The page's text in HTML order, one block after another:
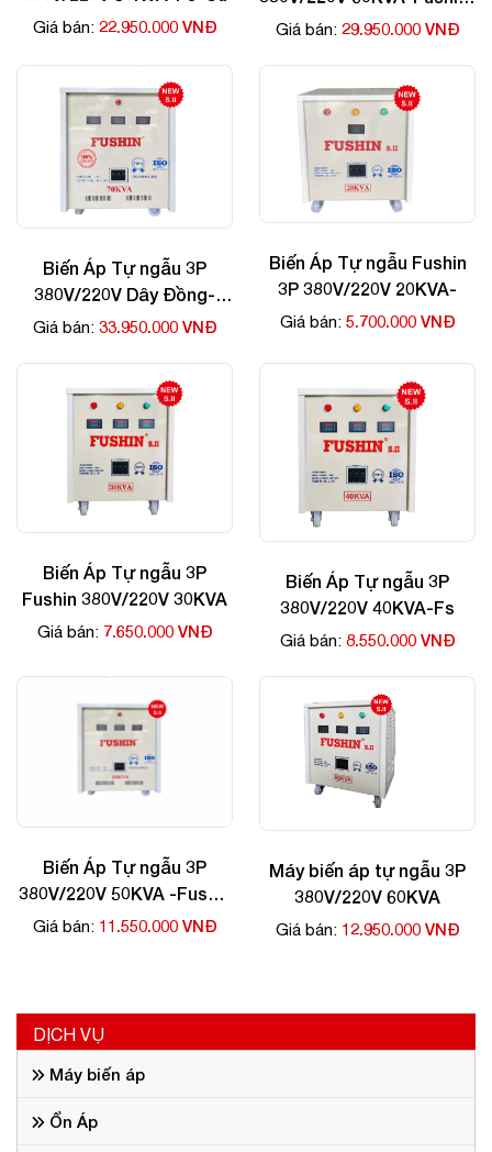
Giá bán: 22.950.000 VNĐ
Cu
Giá bán: 29.950.000 VNĐ
Biến Áp Tự ngẫu 3P
380V/220V Dây Đồng-
70kva
Giá bán: 33.950.000 VNĐ
Biến Áp Tự ngẫu Fushin
3P 380V/220V 20KVA-
Giá bán: 5.700.000 VNĐ
Biến Áp Tự ngẫu 3P
Fushin 380V/220V 30KVA
Giá bán: 7.650.000 VNĐ
Biến Áp Tự ngẫu 3P
380V/220V 40KVA-Fs
Giá bán: 8.550.000 VNĐ
Biến Áp Tự ngẫu 3P
380V/220V 50KVA -Fushin
giá rẻ
Giá bán: 11.550.000 VNĐ
Máy biến áp tự ngẫu 3P
380V/220V 60KVA
Giá bán: 12.950.000 VNĐ
DỊCH VỤ
Máy biến áp
Ổn Áp